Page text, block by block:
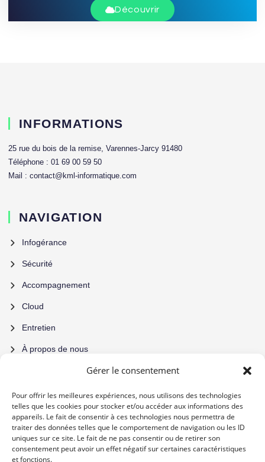
Gérer le consentement
Pour offrir les meilleures expériences, nous utilisons des technologies
telles que les cookies pour stocker et/ou accéder aux informations des
appareils. Le fait de consentir à ces technologies nous permettra de
traiter des données telles que le comportement de navigation ou les ID
uniques sur ce site. Le fait de ne pas consentir ou de retirer son
consentement peut avoir un effet négatif sur certaines caractéristiques
et fonctions.
Découvrir
INFORMATIONS
25 rue du bois de la remise, Varennes-Jarcy 91480
Téléphone : 01 69 00 59 50
Mail : contact@kml-informatique.com
NAVIGATION
Infogérance
Sécurité
Accompagnement
Cloud
Entretien
À propos de nous
AUTRE
Mentions Légales
Confidentialite